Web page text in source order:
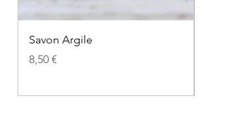
Savon Argile
Prix
8,50 €